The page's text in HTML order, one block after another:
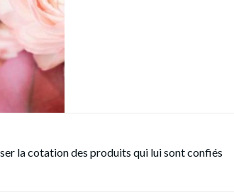
la cotation des produits qui lui sont confiés